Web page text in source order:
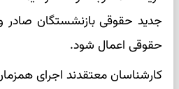
جدید حقوقی بازنشستگان
حقوقی اعمال شود.
کارشناسان معتقدند اجرای